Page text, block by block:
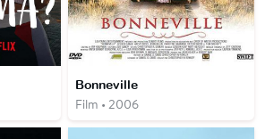
Bonneville
Film • 2006